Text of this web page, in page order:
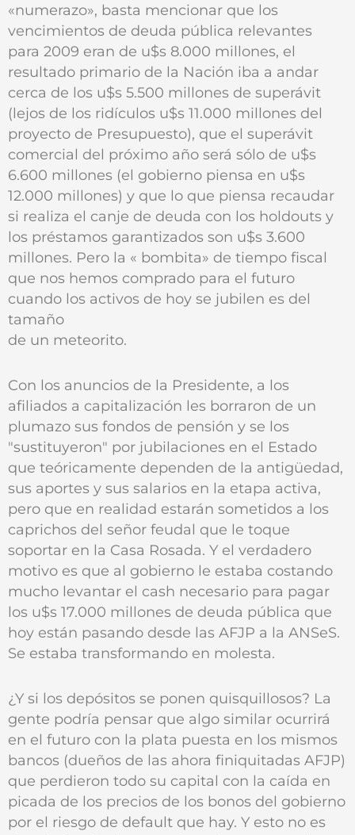
«numerazo», basta mencionar que los
vencimientos de deuda pública relevantes
para 2009 eran de u$s 8.000 millones, el
resultado primario de la Nación iba a andar
cerca de los u$s 5.500 millones de superávit
(lejos de los ridículos u$s 11.000 millones del
proyecto de Presupuesto), que el superávit
comercial del próximo año será sólo de u$s
6.600 millones (el gobierno piensa en u$s
12.000 millones) y que lo que piensa recaudar
si realiza el canje de deuda con los holdouts y
los préstamos garantizados son u$s 3.600
millones. Pero la « bombita» de tiempo fiscal
que nos hemos comprado para el futuro
cuando los activos de hoy se jubilen es del
tamaño
de un meteorito.
Con los anuncios de la Presidente, a los
afiliados a capitalización les borraron de un
plumazo sus fondos de pensión y se los
"sustituyeron" por jubilaciones en el Estado
que teóricamente dependen de la antigüedad,
sus aportes y sus salarios en la etapa activa,
pero que en realidad estarán sometidos a los
caprichos del señor feudal que le toque
soportar en la Casa Rosada. Y el verdadero
motivo es que al gobierno le estaba costando
mucho levantar el cash necesario para pagar
los u$s 17.000 millones de deuda pública que
hoy están pasando desde las AFJP a la ANSeS.
Se estaba transformando en molesta.
¿Y si los depósitos se ponen quisquillosos? La
gente podría pensar que algo similar ocurrirá
en el futuro con la plata puesta en los mismos
bancos (dueños de las ahora finiquitadas AFJP)
que perdieron todo su capital con la caída en
picada de los precios de los bonos del gobierno
por el riesgo de default que hay. Y esto no es